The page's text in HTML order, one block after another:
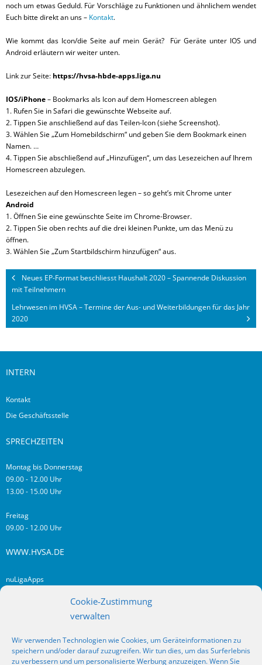
Cookie-Zustimmung
verwalten
Wir verwenden Technologien wie Cookies, um Geräteinformationen zu
speichern und/oder darauf zuzugreifen. Wir tun dies, um das Surferlebnis
zu verbessern und um personalisierte Werbung anzuzeigen. Wenn Sie
noch um etwas Geduld. Für Vorschläge zu Funktionen und ähnlichem wendet
Euch bitte direkt an uns – Kontakt.
Wie kommt das Icon/die Seite auf mein Gerät? Für Geräte unter IOS und
Android erläutern wir weiter unten.
Link zur Seite: https://hvsa-hbde-apps.liga.nu
IOS/iPhone– Bookmarks als Icon auf dem Homescreen ablegen
1. Rufen Sie in Safari die gewünschte Webseite auf.
2. Tippen Sie anschließend auf das Teilen-Icon (siehe Screenshot).
3. Wählen Sie „Zum Homebildschirm“ und geben Sie dem Bookmark einen
Namen. …
4. Tippen Sie abschließend auf „Hinzufügen“, um das Lesezeichen auf Ihrem
Homescreen abzulegen.
Lesezeichen auf den Homescreen legen – so geht’s mit Chrome unter
Android
1. Öffnen Sie eine gewünschte Seite im Chrome-Browser.
2. Tippen Sie oben rechts auf die drei kleinen Punkte, um das Menü zu
öffnen.
3. Wählen Sie „Zum Startbildschirm hinzufügen“ aus.
Neues EP-Format beschliesst Haushalt 2020 – Spannende Diskussion
mit Teilnehmern
Lehrwesen im HVSA – Termine der Aus- und Weiterbildungen für das Jahr
2020
INTERN
Kontakt
Die Geschäftsstelle
SPRECHZEITEN
Montag bis Donnerstag
09.00 - 12.00 Uhr
13.00 - 15.00 Uhr
Freitag
09.00 - 12.00 Uhr
WWW.HVSA.DE
nuLigaApps
RSS
Fragen? Kontakt!